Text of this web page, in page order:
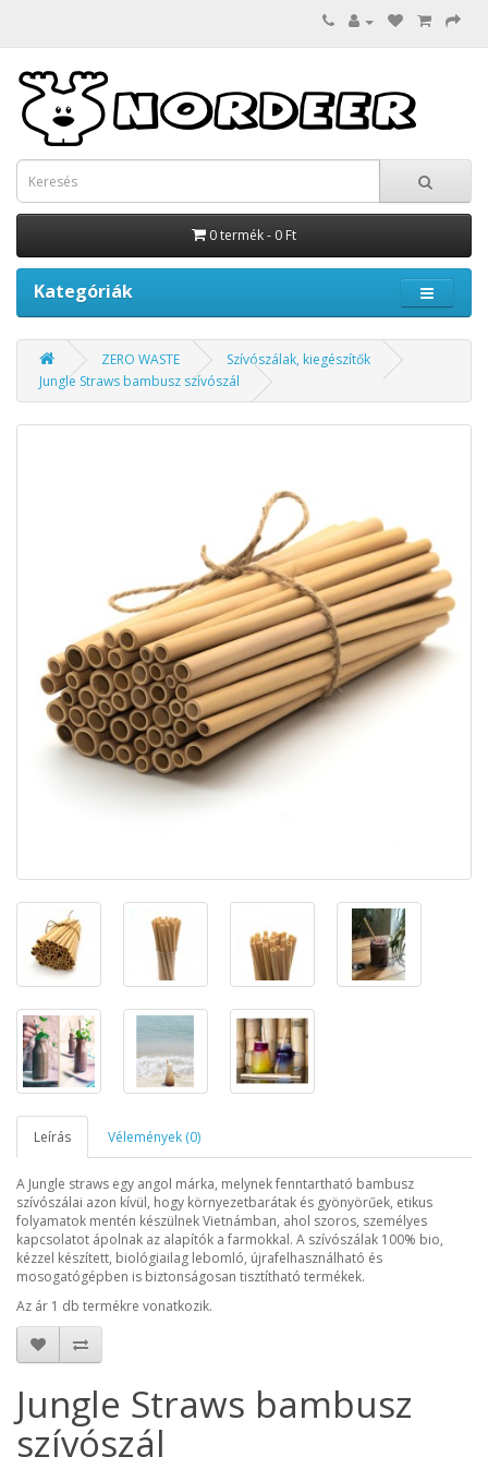
0 termék - 0 Ft
Kategóriák
ZERO WASTE
Szívószálak, kiegészítők
Jungle Straws bambusz szívószál
Leírás Vélemények (0)
A Jungle straws egy angol márka, melynek fenntartható bambusz
szívószálai azon kívül, hogy környezetbarátak és gyönyörűek, etikus
folyamatok mentén készülnek Vietnámban, ahol szoros, személyes
kapcsolatot ápolnak az alapítók a farmokkal. A szívószálak 100% bio,
kézzel készített, biológiailag lebomló, újrafelhasználható és
mosogatógépben is biztonságosan tisztítható termékek.
Az ár 1 db termékre vonatkozik.
Jungle Straws bambusz
szívószál